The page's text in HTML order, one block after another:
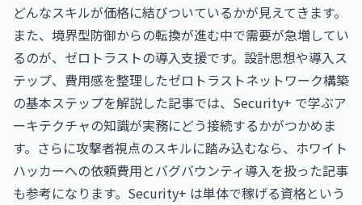
どんなスキルが価格に結びついているかが見えてきます。
また、境界型防御からの転換が進む中で需要が急増してい
るのが、ゼロトラストの導入支援です。設計思想や導入ス
テップ、費用感を整理したゼロトラストネットワーク構築
の基本ステップを解説した記事では、Security+ で学ぶア
ーキテクチャの知識が実務にどう接続するかがつかめま
す。さらに攻撃者視点のスキルに踏み込むなら、 ホワイト
ハッカーへの依頼費用とバグバウンティ導入を扱った記事
も参考になります。Security+ は単体で稼げる資格という